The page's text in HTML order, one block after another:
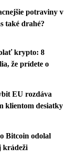
potraviny v
také drahé?
krypto: 8
že prídete o
EU rozdáva
klientom desiatky
Bitcoin odolal
krádeži